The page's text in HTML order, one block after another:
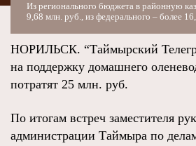
Из регионального бюджета в районную
9,68 млн. руб., из федерального – более
НОРИЛЬСК. “Таймырский
на поддержку домашнего
потратят 25 млн. руб.
По итогам встреч заместителя
администрации Таймыра по